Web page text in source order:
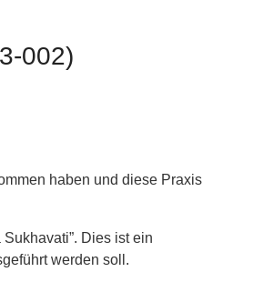
002)
haben und diese Praxis
Dies ist ein
werden soll.